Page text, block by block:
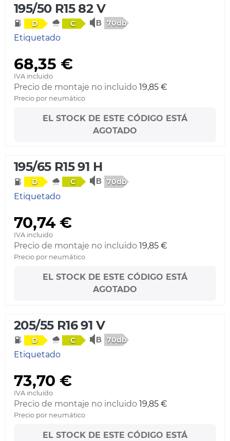
195/50 R15 82 V
D C 70db
Etiquetado
68,35 €
IVA incluido
Precio de montaje no incluido 19,85 €
Precio por neumático
EL STOCK DE ESTE CÓDIGO ESTÁ
AGOTADO
195/65 R15 91 H
D C 70db
Etiquetado
70,74 €
IVA incluido
Precio de montaje no incluido 19,85 €
Precio por neumático
EL STOCK DE ESTE CÓDIGO ESTÁ
AGOTADO
205/55 R16 91 V
D C 70db
Etiquetado
73,70 €
IVA incluido
Precio de montaje no incluido 19,85 €
Precio por neumático
EL STOCK DE ESTE CÓDIGO ESTÁ